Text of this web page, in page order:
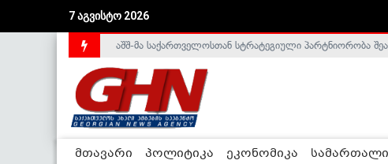
7 აგვისტო 2026
საქართველოს დე-ფაქტო მთავრობა არალეგიტიმურია -
აშშ-მა საქართველოსთან სტრატეგიული პარტნიორობა
მთავარი პოლიტიკა ეკონომიკა სამართალი